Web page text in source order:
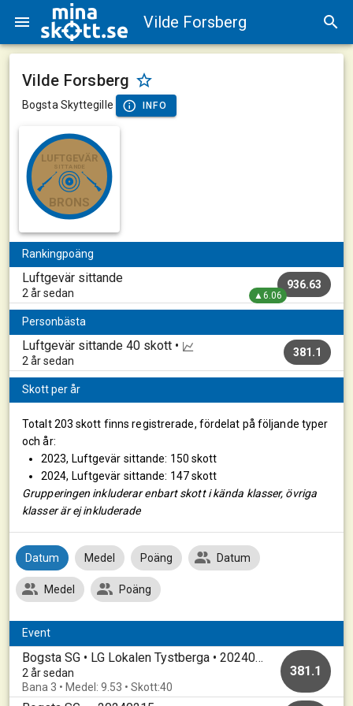
Vilde Forsberg
Vilde Forsberg
Bogsta Skyttegille INFO
LUFTGEVÄR
SITTANDE
BRONS
Rankingpoäng
Luftgevär sittande
2 år sedan
936.63
▲6.06
Personbästa
Luftgevär sittande 40 skott •
2 år sedan
381.1
Skott per år
Totalt 203 skott finns registrerade, fördelat på följande typer
och år:
2023, Luftgevär sittande: 150 skott
2024, Luftgevär sittande: 147 skott
Grupperingen inkluderar enbart skott i kända klasser, övriga
klasser är ej inkluderade
Datum Medel Poäng Datum
Medel Poäng
Event
Bogsta SG • LG Lokalen Tystberga • 20240228
2 år sedan
Bana 3 • Medel: 9.53 • Skott:40
381.1